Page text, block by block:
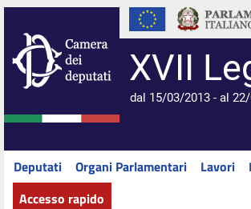
XVII
dal 15/03/2013 - al
Deputati Organi Parlamentari Lavori
Accesso rapido